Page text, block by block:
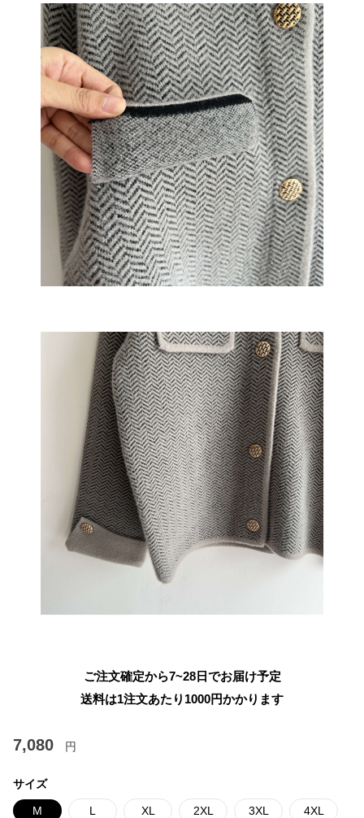
ご注文確定から7~28日でお届け予定
送料は1注文あたり 1000円かかります
7,080 円
サイズ
M L XL 2XL 3XL 4XL